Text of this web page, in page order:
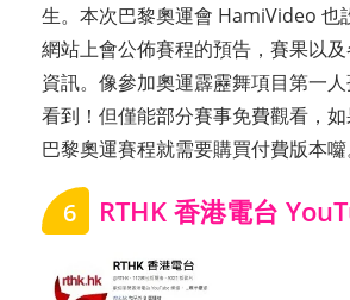
生。本次巴黎奧運會 HamiVideo 也
網站上會公佈賽程的預告，賽果以
資訊。像參加奧運霹靂舞項目第一
看到！但僅能部分賽事免費觀看，
巴黎奧運賽程就需要購買付費版本囖
6 RTHK 香港電台